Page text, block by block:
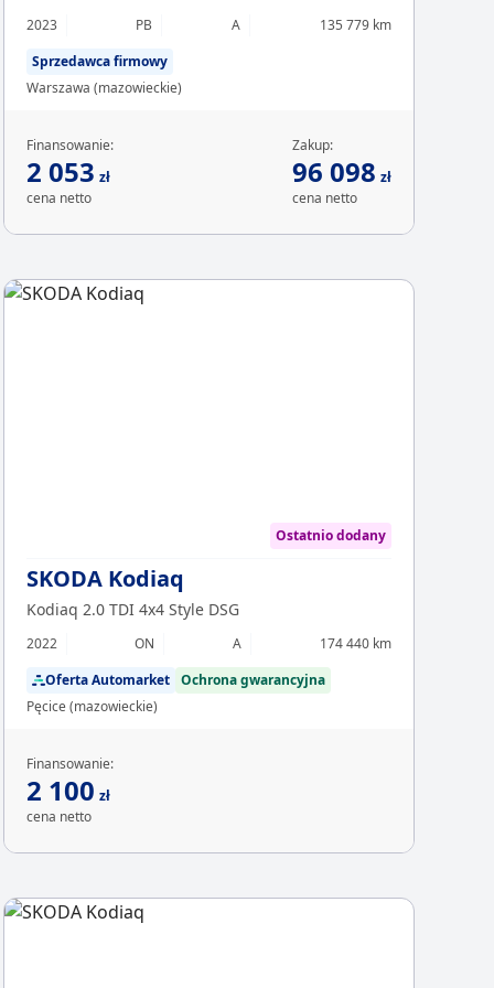
2023 PB A
135 779 km
Sprzedawca firmowy
Warszawa (mazowieckie)
Finansowanie:
2 053 zł
cena netto
Zakup:
96 098 zł
cena netto
Ostatnio dodany
SKODA Kodiaq
Kodiaq 2.0 TDI 4x4 Style DSG
2022 ON A
174 440 km
Oferta Automarket
Ochrona gwarancyjna
Pęcice (mazowieckie)
Finansowanie:
2 100 zł
cena netto